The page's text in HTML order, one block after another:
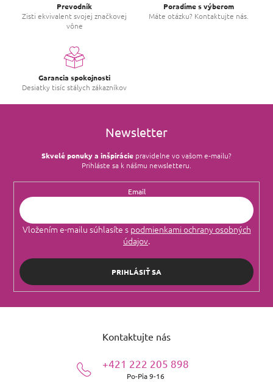
Prevodník
Zisti ekvivalent svojej značkovej
vône
Poradíme s výberom
Máte otázku? Kontaktujte nás.
Garancia spokojnosti
Desiatky tisíc stálych zákazníkov
Newsletter
Skvelé ponuky a inšpirácie pravidelne vo vašom e‑mailu?
Prihláste sa k nášmu newsletteru.
Email
Vložením e-mailu súhlasíte s podmienkami ochrany osobných
údajov.
PRIHLÁSIŤ SA
Kontaktujte nás
+421 222 205 898
Po-Pia 9-16